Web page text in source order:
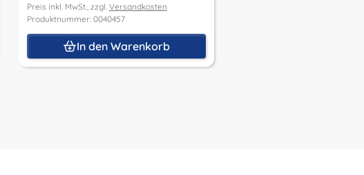
Preis inkl. MwSt., zzgl. Versandkosten
Produktnummer: 0040457
In den Warenkorb